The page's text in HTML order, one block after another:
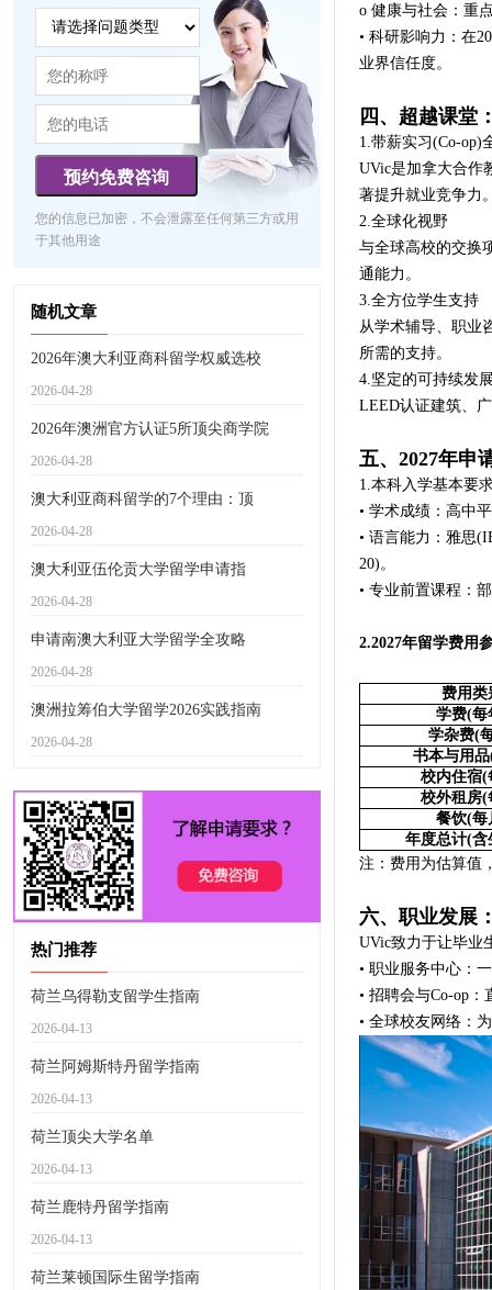
预约免费咨询
您的信息已加密，不会泄露至任何第三方或用
于其他用途
随机文章
2026年澳大利亚商科留学权威选校
2026-04-28
2026年澳洲官方认证5所顶尖商学院
2026-04-28
澳大利亚商科留学的7个理由：顶
2026-04-28
澳大利亚伍伦贡大学留学申请指
2026-04-28
申请南澳大利亚大学留学全攻略
2026-04-28
澳洲拉筹伯大学留学2026实践指南
2026-04-28
热门推荐
荷兰乌得勒支留学生指南
2026-04-13
荷兰阿姆斯特丹留学指南
2026-04-13
荷兰顶尖大学名单
2026-04-13
荷兰鹿特丹留学指南
2026-04-13
荷兰莱顿国际生留学指南
o 健康与社会：重
• 科研影响力：在
业界信任度。
四、超越课堂
1.带薪实习(Co-op)
UVic是加拿大合作
著提升就业竞争力
2.全球化视野
与全球高校的交换
通能力。
3.全方位学生支持
从学术辅导、职业
所需的支持。
4.坚定的可持续发
LEED认证建筑、
五、2027年申
1.本科入学基本要
• 学术成绩：高中
• 语言能力：雅思
20)。
• 专业前置课程：
2.2027年留学费用
费用类
学费(每
学杂费(
书本与用品
校内住宿(
校外租房(
餐饮(每
年度总计(含
注：费用为估算值
六、职业发展
UVic致力于让毕业
• 职业服务中心：
• 招聘会与Co-op
• 全球校友网络：